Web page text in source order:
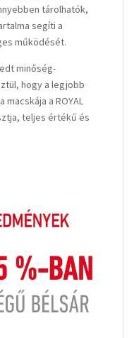
tárolhatók,
segíti a
működését.
minőség-
hogy a legjobb
a ROYAL
teljes értékű és